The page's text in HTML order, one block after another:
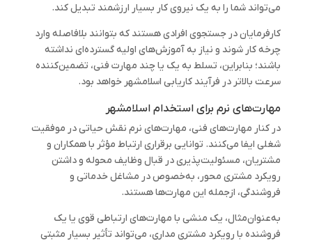
می‌تواند شما را به یک نیروی کار بسیار ارزشمند تبدیل کند.
کارفرمایان در جستجوی افرادی هستند که بتوانند بلافاصله وارد
چرخه کار شوند و نیاز به آموزش‌های اولیه گسترده‌ای نداشته
باشند؛ بنابراین، تسلط به یک یا چند مهارت فنی، تضمین‌کننده
سرعت بالاتر در فرآیند کاریابی اسلامشهر خواهد بود.
مهارت‌های نرم برای استخدام اسلامشهر
در کنار مهارت‌های فنی، مهارت‌های نرم نقش حیاتی در موفقیت
شغلی ایفا می‌کنند. توانایی برقراری ارتباط مؤثر با همکاران و
مشتریان، مسئولیت‌پذیری در قبال وظایف محوله و داشتن
رویکرد مشتری محور، به‌خصوص در مشاغل خدماتی و
فروشندگی، ازجمله این مهارت‌ها هستند.
به‌عنوان‌مثال، یک منشی با مهارت‌های ارتباطی قوی یا یک
فروشنده با رویکرد مشتری مداری، می‌تواند تأثیر بسیار مثبتی